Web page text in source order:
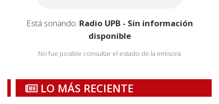
Está sonando: Radio UPB - Sin información
disponible
No fue posible consultar el estado de la emisora
LO MÁS RECIENTE